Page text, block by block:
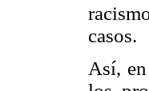
casos.
Así,